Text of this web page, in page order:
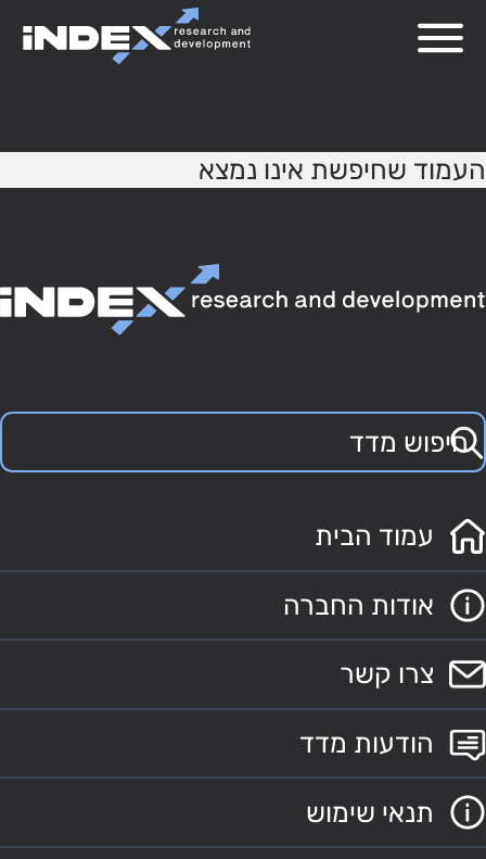
העמוד שחיפשת אינו נמצא
עמוד הבית
אודות החברה
צרו קשר
הודעות מדד
תנאי שימוש